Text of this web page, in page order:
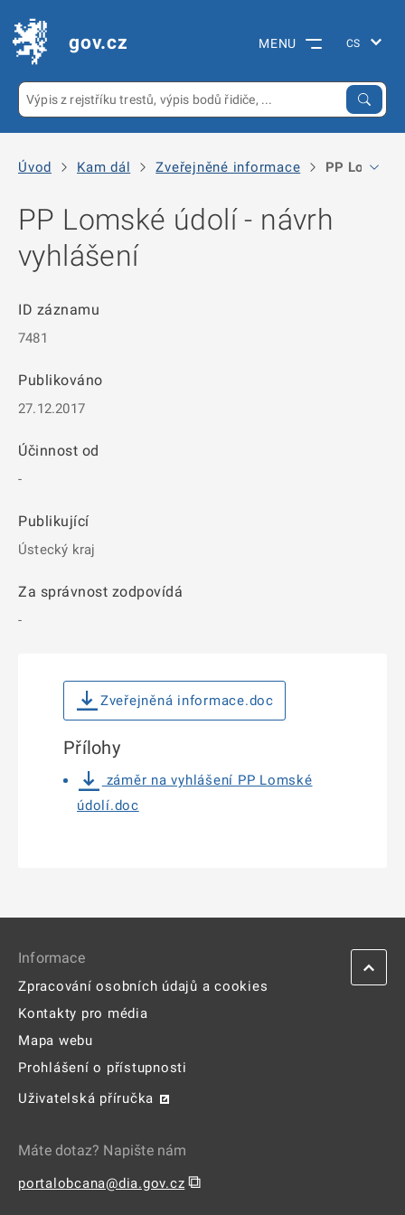
gov.cz MENU
Úvod Kam dál Zveřejněné informace PP Lomské
PP Lomské údolí - návrh
vyhlášení
ID záznamu
7481
Publikováno
27.12.2017
Účinnost od
-
Publikující
Ústecký kraj
Za správnost zodpovídá
-
Zveřejněná informace.doc
Přílohy
záměr na vyhlášení PP Lomské
údolí.doc
Informace
Zpracování osobních údajů a cookies
Kontakty pro média
Mapa webu
Prohlášení o přístupnosti
Uživatelská příručka
Máte dotaz? Napište nám
portalobcana@dia.gov.cz ⧉